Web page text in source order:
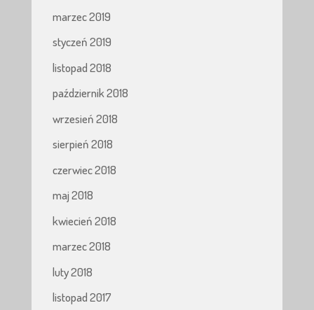
marzec 2019
styczeń 2019
listopad 2018
październik 2018
wrzesień 2018
sierpień 2018
czerwiec 2018
maj 2018
kwiecień 2018
marzec 2018
luty 2018
listopad 2017